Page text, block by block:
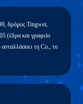
δρόμος Tingwei,
(έδρα και γραφείο
τη Co., το